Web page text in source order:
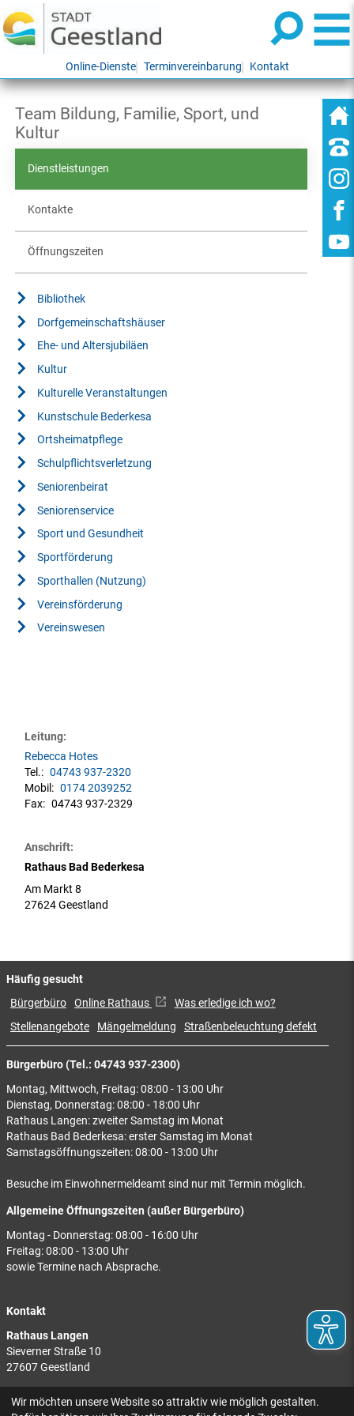
Online-Dienste Terminvereinbarung Kontakt
Team Bildung, Familie, Sport, und
Kultur
Dienstleistungen
Kontakte
Öffnungszeiten
Bibliothek
Dorfgemeinschaftshäuser
Ehe- und Altersjubiläen
Kultur
Kulturelle Veranstaltungen
Kunstschule Bederkesa
Ortsheimatpflege
Schulpflichtsverletzung
Seniorenbeirat
Seniorenservice
Sport und Gesundheit
Sportförderung
Sporthallen (Nutzung)
Vereinsförderung
Vereinswesen
Leitung:
Rebecca Hotes
Tel.: 04743 937-2320
Mobil: 0174 2039252
Fax: 04743 937-2329
Anschrift:
Rathaus Bad Bederkesa
Am Markt 8
27624 Geestland
Bürgerbüro (Tel.: 04743 937-2300)
Montag, Mittwoch, Freitag: 08:00 - 13:00 Uhr
Dienstag, Donnerstag: 08:00 - 18:00 Uhr
Rathaus Langen: zweiter Samstag im Monat
Rathaus Bad Bederkesa: erster Samstag im Monat
Samstagsöffnungszeiten: 08:00 - 13:00 Uhr
Besuche im Einwohnermeldeamt sind nur mit Termin möglich.
Allgemeine Öffnungszeiten (außer Bürgerbüro)
Montag - Donnerstag: 08:00 - 16:00 Uhr
Freitag: 08:00 - 13:00 Uhr
sowie Termine nach Absprache.
Kontakt
Rathaus Langen
Sieverner Straße 10
27607 Geestland
Rathaus Bad Bederkesa
Häufig gesucht
Bürgerbüro Online Rathaus
Was erledige ich wo?
Stellenangebote
Mängelmeldung Straßenbeleuchtung defekt
Wir möchten unsere Website so attraktiv wie möglich gestalten.